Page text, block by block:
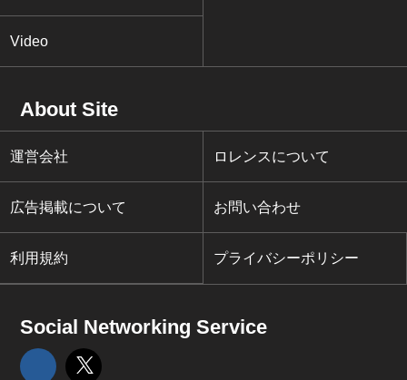
Video
About Site
運営会社 ロレンスについて
広告掲載について お問い合わせ
利用規約 プライバシーポリシー
Social Networking Service